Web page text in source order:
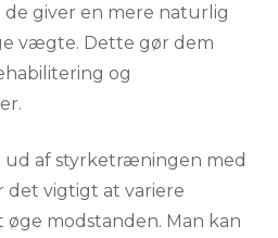
de giver en mere naturlig
vægte. Dette gør dem
og
ud af styrketræningen med
vigtigt at variere
øge modstanden. Man kan